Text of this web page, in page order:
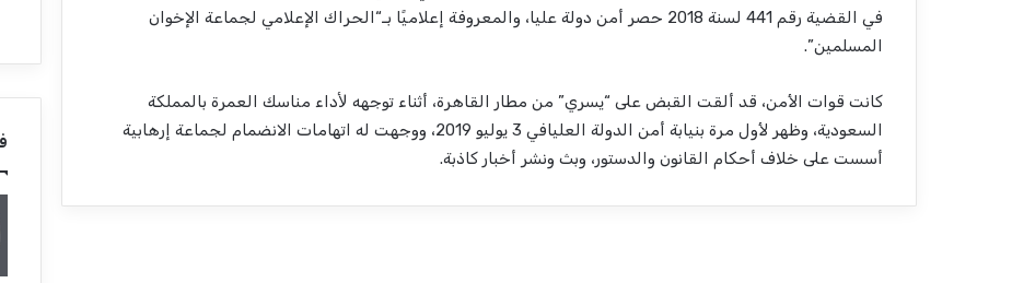
في القضية رقم 441 لسنة 2018 حصر أمن دولة عليا، والمعروفة إعلاميًا بـ“الحراك الإعلامي لجماعة الإخوان
المسلمين”.
كانت قوات الأمن، قد ألقت القبض على “يسري” من مطار القاهرة، أثناء توجهه ﻷداء مناسك العمرة بالمملكة
السعودية، وظهر لأول مرة بنيابة أمن الدولة العليافي 3 يوليو 2019، ووجهت له اتهامات الانضمام لجماعة إرهابية
أسست على خلاف أحكام القانون والدستور، وبث ونشر أخبار كاذبة.